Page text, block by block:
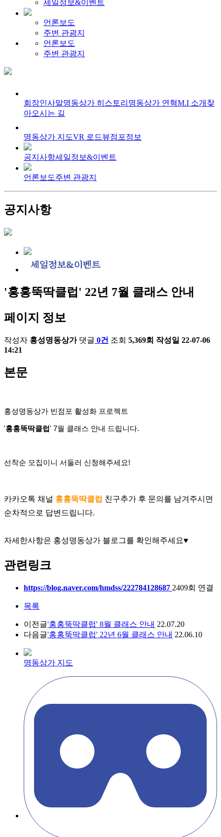
세일정보&이벤트
언론보도
주변 관광지
언론보도
주변 관광지
회장인사말명동상가 히스토리 명동상가 연혁M.I 소개 찾
아오시는 길
명동상가 지도VR 로드뷰점포정보
공지사항세일정보&이벤트
언론보도주변 관광지
공지사항
'홍홍뚝딱클럽' 22년 7월 클래스 안내
페이지 정보
작성자 홍성명동상가 댓글 0건 조회 5,369회 작성일 22-07-06
14:21
본문
홍성명동상가 빈점포 활성화 프로젝트
'홍홍뚝딱클럽' 7월 클래스 안내 드립니다.
선착순 모집이니 서둘러 신청해주세요!
카카오톡 채널 홍홍뚝딱클럽 친구추가 후 문의를 남겨주시면
순차적으로 답변드립니다.
자세한사항은 홍성명동상가 블로그를 확인해주세요♥
관련링크
https://blog.naver.com/hmdss/222784128687 2409회 연결
목록
이전글'홍홍뚝딱클럽' 8월 클래스 안내 22.07.20
다음글'홍홍뚝딱클럽' 22년 6월 클래스 안내 22.06.10
명동상가 지도